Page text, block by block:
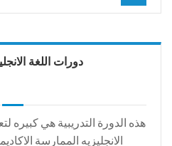
دورات اللغة
هذه الدورة التدريبية هي كبيره
الانجليزيه الممارسة